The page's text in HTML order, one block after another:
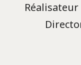
Réalisateur